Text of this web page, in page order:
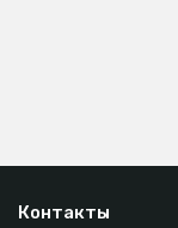
Контакты